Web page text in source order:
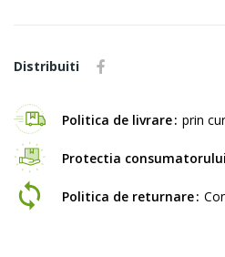
Distribuiti
Politica de livrare prin
Protectia consumatorului
Politica de returnare